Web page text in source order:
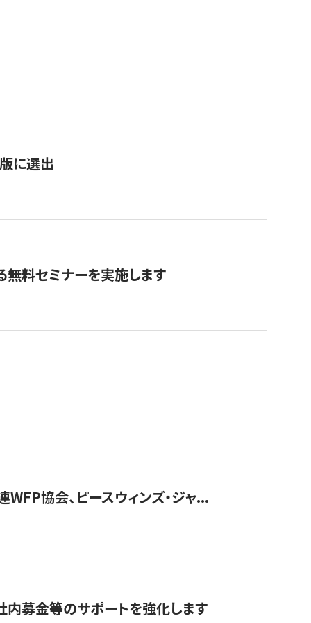
に選出
無料セミナーを実施します
協会、ピースウィンズ・ジャ...
内募金等のサポートを強化します